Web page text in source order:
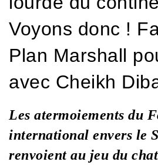
Voyons donc !
Plan Marshall
avec Cheikh
Les atermoiements du
international envers le
renvoient au jeu du